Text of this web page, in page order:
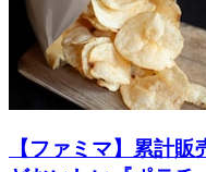
【ファミマ】累計